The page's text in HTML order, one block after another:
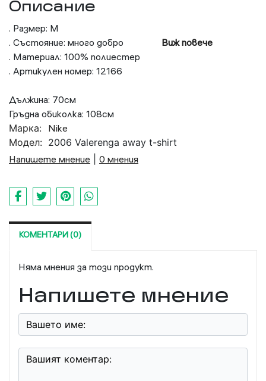
Описание
. Размер: M
. Състояние: много добро Виж повече
. Материал: 100% полиестер
. Артикулен номер: 12166
Дължина: 70см
Гръдна обиколка: 108см
Марка: Nike
Модел: 2006 Valerenga away t-shirt
Напишете мнение
0 мнения
КОМЕНТАРИ (0)
Няма мнения за този продукт.
Напишете мнение